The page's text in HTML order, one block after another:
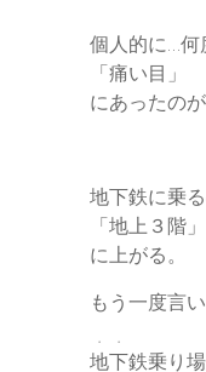
個人的に…何
「痛い目」
にあったのが
地下鉄に乗
「地上３階」
に上がる。
もう一度言い
地下
・・
鉄乗り